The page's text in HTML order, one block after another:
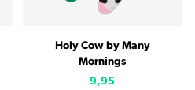
Holy Cow by Many
Mornings
9,95